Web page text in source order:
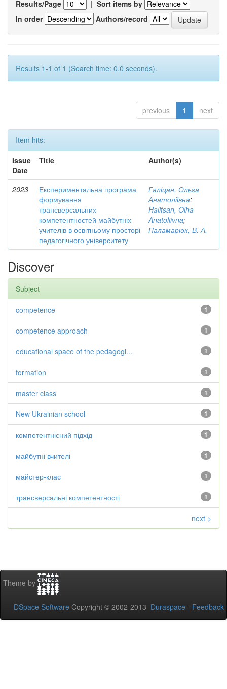
Results/Page | Sort items by
In order
Authors/record
Results 1-1 of 1 (Search time: 0.0 seconds).
previous 1 next
Item hits:
Issue
Date
Title Author(s)
2023
Експериментальна програма
формування
трансверсальних
компетентностей майбутніх
учителів в освітньому просторі
педагогічного університету
Галіцан, Ольга
Анатоліївна;
Halitsan, Olha
Anatoliivna;
Паламарюк, В. А.
Discover
Subject
1
competence
1
competence approach
1
educational space of the pedagogi...
1
formation
1
master class
1
New Ukrainian school
1
компетентнісний підхід
1
майбутні вчителі
1
майстер-клас
1
трансверсальні компетентності
next >
Theme by
DSpace Software Copyright © 2002-2013 Duraspace - Feedback